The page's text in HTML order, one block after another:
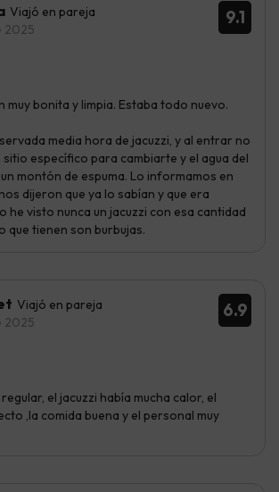
9.1
Viajó en pareja
2025
muy bonita y limpia. Estaba todo nuevo.
media hora de jacuzzi, y al entrar no
sitio específico para cambiarte y el agua del
montón de espuma. Lo informamos en
dijeron que ya lo sabían y que era
he visto nunca un jacuzzi con esa cantidad
que tienen son burbujas.
6.9
Viajó en pareja
2025
el jacuzzi había mucha calor, el
,la comida buena y el personal muy